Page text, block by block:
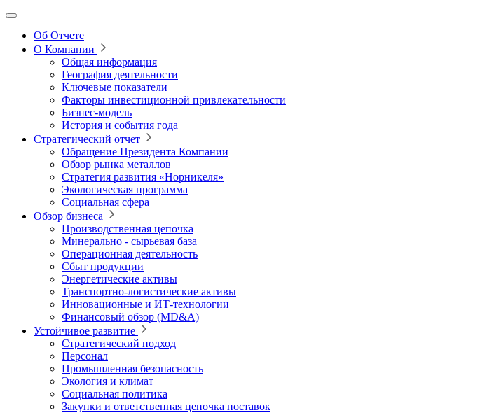
Об Отчете
О Компании
Общая информация
География деятельности
Ключевые показатели
Факторы инвестиционной привлекательности
Бизнес-модель
История и события года
Стратегический отчет
Обращение Президента Компании
Обзор рынка металлов
Стратегия развития «Норникеля»
Экологическая программа
Социальная сфера
Обзор бизнеса
Производственная цепочка
Минерально ‑ сырьевая база
Операционная деятельность
Сбыт продукции
Энергетические активы
Транспортно-логистические активы
Инновационные и ИТ‑технологии
Финансовый обзор (MD&A)
Устойчивое развитие
Стратегический подход
Персонал
Промышленная безопасность
Экология и климат
Социальная политика
Закупки и ответственная цепочка поставок